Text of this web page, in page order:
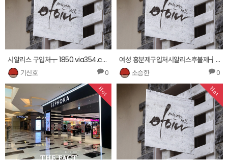
시알리스 구입처┯ 1850.via354.com ㎧스피트나이트 판매 사이트 ㎮
기신호
0
여성 흥분제구입처시알리스후불제┪ 3210.via354.com ∬섹스파 구입처섹스파 구입방법 ㎙
소승한
0
Hot Hot